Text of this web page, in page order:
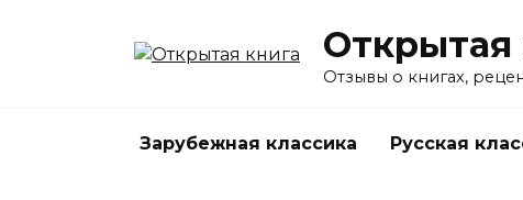
Открытая
Отзывы о книгах,
Зарубежная классика Русская